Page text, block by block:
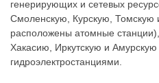
генерирующих и сетевых
Смоленскую, Курскую, Томскую
расположены атомные
Хакасию, Иркутскую и Амурскую
гидроэлектростанциями.